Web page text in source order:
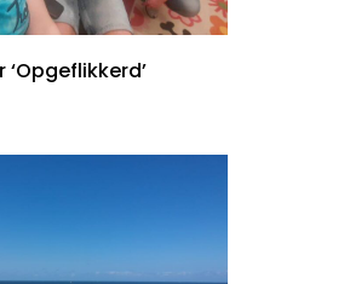
‘Opgeflikkerd’